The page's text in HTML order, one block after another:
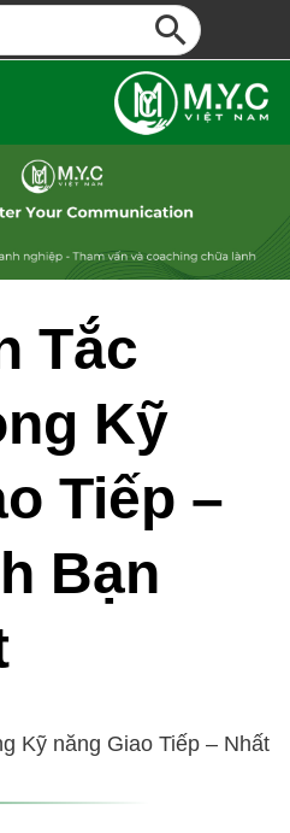
Tắc
Kỹ
Tiếp –
Bạn
Kỹ năng Giao Tiếp – Nhất